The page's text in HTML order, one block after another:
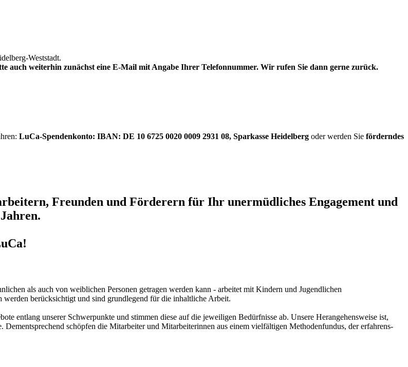
Weststadt.
auch weiterhin zunächst eine E-Mail mit Angabe Ihrer Telefonnummer. Wir rufen Sie dann gerne zurück.
LuCa-Spendenkonto: IBAN: DE 10 6725 0020 0009 2931 08, Sparkasse Heidelberg oder werden Sie förderndes
Freunden und Förderern für Ihr unermüdliches Engagement und
als auch von weiblichen Personen getragen werden kann - arbeitet mit Kindern und Jugendlichen
werden berücksichtigt und sind grundlegend für die inhaltliche Arbeit.
entlang unserer Schwerpunkte und stimmen diese auf die jeweiligen Bedürfnisse ab. Unsere Herangehensweise ist,
schöpfen die Mitarbeiter und Mitarbeiterinnen aus einem vielfältigen Methodenfundus, der erfahrens-